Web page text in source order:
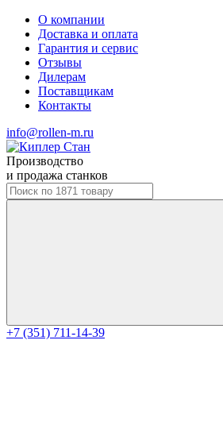
О компании
Доставка и оплата
Гарантия и сервис
Отзывы
Дилерам
Поставщикам
Контакты
info@rollen-m.ru
Производство
и продажа станков
+7 (351) 711-14-39